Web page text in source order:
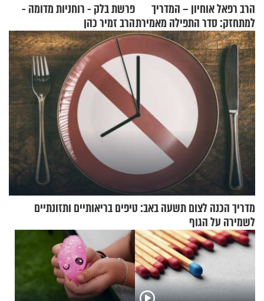
הרב רפאל אוחיון – המדריך
למתחזק: סדר התפילה מאמירת
הקורבנות ועד קריאת שמע
פרשת בלק - רוחניות מדומה -
הרב זמיר כהן
מדריך הכנה לצום תשעה באב: טיפים בריאותיים ותזונתיים
לשמירה על הגוף